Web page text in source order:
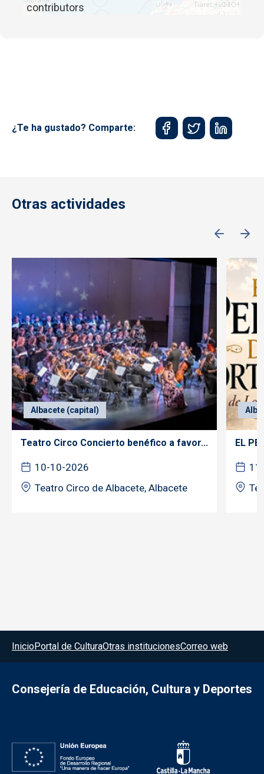
contributors
¿Te ha gustado? Comparte:
Otras actividades
Albacete (capital)
Teatro Circo Concierto benéfico a favor...
10-10-2026
Teatro Circo de Albacete, Albacete
EL
Menú del pie
InicioPortal de CulturaOtras institucionesCorreo web
Consejería de Educación, Cultura y Deportes